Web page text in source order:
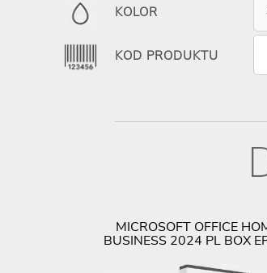
KOLOR
KOD PRODUKTU
MICROSOFT OFFICE
BUSINESS 2024 PL BOX